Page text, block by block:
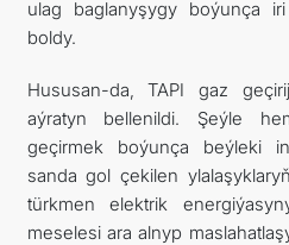
ulag baglanyşygy boýunça
boldy.
Hususan-da, TAPI gaz
aýratyn bellenildi. Şeýle
geçirmek boýunça beýleki
sanda gol çekilen
türkmen elektrik
meselesi ara alnyp